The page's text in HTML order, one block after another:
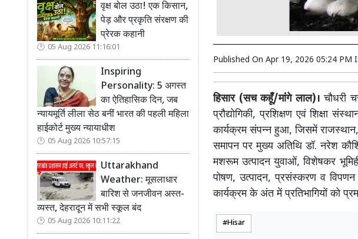
वृक्ष बोल उठा! एक किसान,
पेड़ और प्रकृति संरक्षण की
प्रेरक कहानी
05 Aug 2026 11:16:01
Inspiring
Personality: 5 अगस्त
का ऐतिहासिक दिन, जब
न्यायमूर्ति लीला सेठ बनीं भारत की पहली महिला
हाईकोर्ट मुख्य न्यायाधीश
05 Aug 2026 10:57:15
Uttarakhand
Weather: मूसलाधार
बारिश से जनजीवन अस्त-
व्यस्त, देहरादून में सभी स्कूल बंद
05 Aug 2026 10:11:22
Published On Apr 19, 2026 05:24 PM
हिसार (सच कहूँ/मांंगे लाल)। चौधरी
प्रौद्योगिकी, प्रशिक्षण एवं शिक्षा
कार्यक्रम संपन्न हुआ, जिसमें राजस्थान,
समापन पर मुख्य अतिथि डॉ. नरेश
मशरूम उत्पादन युवाओं, विशेषकर
पोषण, उत्पादन, प्रसंस्करण व
कार्यक्रम के अंत में प्रतिभागियों को
Hisar